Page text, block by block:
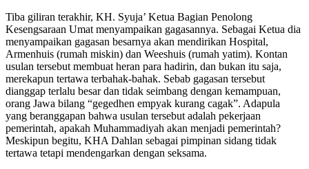
Tiba giliran terakhir, KH. Syuja’ Ketua Bagian Penolong
Kesengsaraan Umat menyampaikan gagasannya. Sebagai Ketua dia
menyampaikan gagasan besarnya akan mendirikan Hospital,
Armenhuis (rumah miskin) dan Weeshuis (rumah yatim). Kontan
usulan tersebut membuat heran para hadirin, dan bukan itu saja,
merekapun tertawa terbahak-bahak. Sebab gagasan tersebut
dianggap terlalu besar dan tidak seimbang dengan kemampuan,
orang Jawa bilang “gegedhen empyak kurang cagak”. Adapula
yang beranggapan bahwa usulan tersebut adalah pekerjaan
pemerintah, apakah Muhammadiyah akan menjadi pemerintah?
Meskipun begitu, KHA Dahlan sebagai pimpinan sidang tidak
tertawa tetapi mendengarkan dengan seksama.